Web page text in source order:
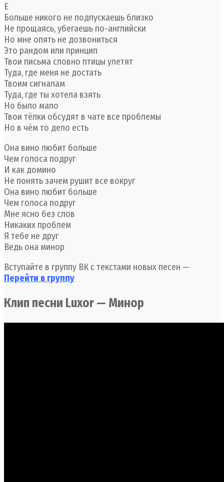
Е
Больше никого не подпускаешь близко
Не прощаясь, убегаешь по-английски
Но мне опять не дозвониться
Это рандом или принцип
Твои письма словно птицы улетят
Туда, где меня не достать
Твоим сигналам
Туда, где ты хотела взять
Но было мало
Твои тёлки обсудят в чате все проблемы
Но в чём то дело есть
Она вино любит больше
Чем голоса подруг
И как домино
Не понять зачем рушит все вокруг
Она вино любит больше
Чем голоса подруг
Мне ясно без слов
Никаких проблем
Я тебе не друг
Ведь она минор
Вступайте в группу ВК с текстами новых песен —
Перейти в группу
Клип песни Luxor — Минор